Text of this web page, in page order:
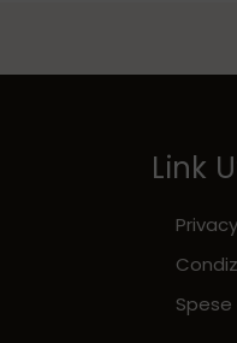
Link